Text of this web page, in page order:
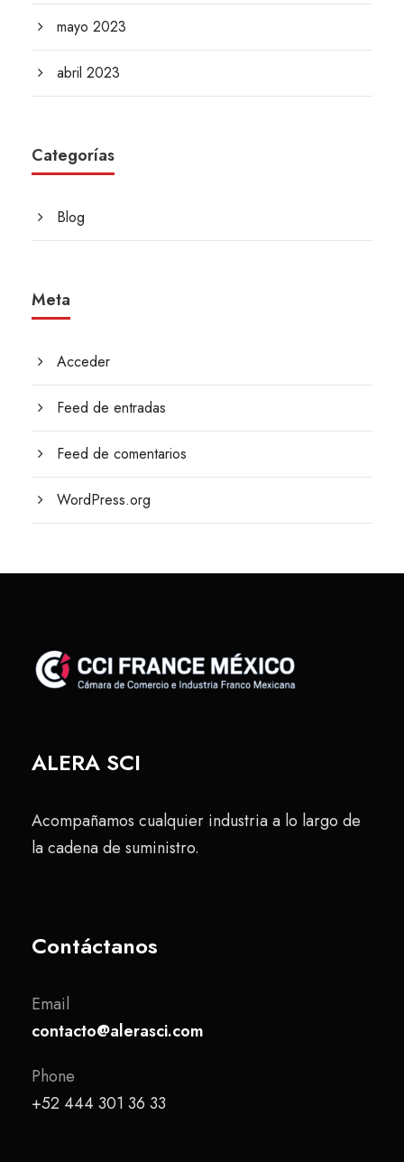
mayo 2023
abril 2023
Categorías
Blog
Meta
Acceder
Feed de entradas
Feed de comentarios
WordPress.org
ALERA SCI
Acompañamos cualquier industria a lo largo de
la cadena de suministro.
Contáctanos
Email
contacto@alerasci.com
Phone
+52 444 301 36 33